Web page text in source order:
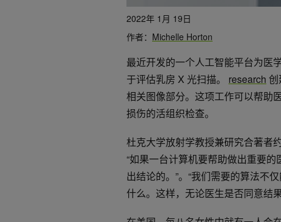
2022年 1月 19日
作者： Michelle Horton
最近开发的一个人工智能平台为医
于评估乳房 X 光扫描。 research 创
相关图像部分。这项工作可以帮助
损伤的活组织检查。
杜克大学放射学教授兼研究合著者
“如果一台计算机要帮助做出重要
出结论的。”。“我们需要的算法不
什么。这样，无论医生是否同意结